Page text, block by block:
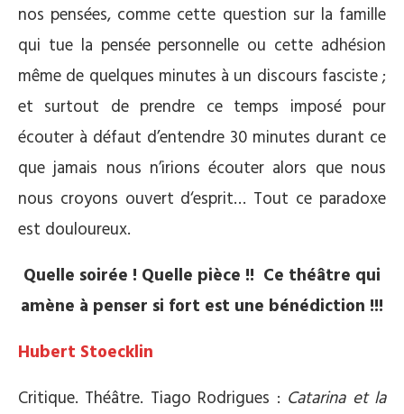
nos pensées, comme cette question sur la famille
qui tue la pensée personnelle ou cette adhésion
même de quelques minutes à un discours fasciste ;
et surtout de prendre ce temps imposé pour
écouter à défaut d’entendre 30 minutes durant ce
que jamais nous n’irions écouter alors que nous
nous croyons ouvert d‘esprit… Tout ce paradoxe
est douloureux.
Quelle soirée ! Quelle pièce !! Ce théâtre qui
amène à penser si fort est une bénédiction !!!
Hubert Stoecklin
Critique. Théâtre. Tiago Rodrigues : Catarina et la